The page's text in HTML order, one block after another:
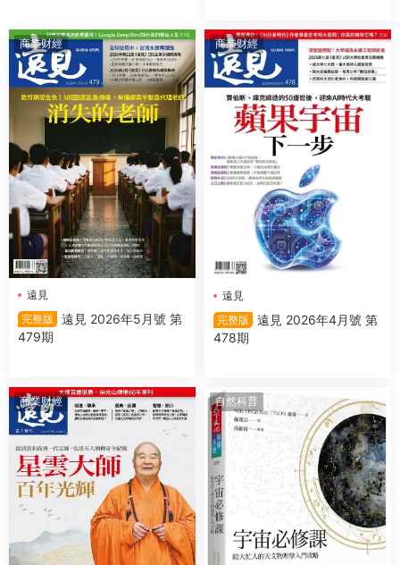
商業财經
遠見
完整版
遠見 2026年5月號 第
479期
商業财經
遠見
完整版
遠見 2026年4月號 第
478期
商業财經 自然科普